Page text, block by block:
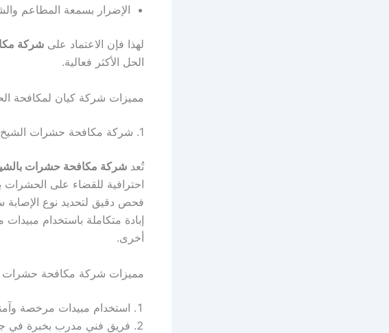
الإضرار بسمعة المطاعم
لهذا فإن الاعتماد على شركة
الحل الأكثر فعالية.
مميزات شركة كيان لمكافحة
1. شركة مكافحة حشرات الشيخ زايد كيان
تُعد شركة مكافحة حشرات
احترافية للقضاء على
فحص دقيق لتحديد نوع
إبادة متكاملة باستخدام
أخرى.
مميزات شركة مكافحة حشرات
استخدام مبيدات مرخصة
فريق فني مدرب بخبرة في